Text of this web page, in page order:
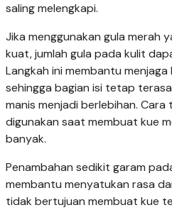
saling melengkapi.
Jika menggunakan gula merah
kuat, jumlah gula pada kulit
Langkah ini membantu
sehingga bagian isi tetap
manis menjadi berlebihan.
digunakan saat membuat kue
banyak.
Penambahan sedikit garam
membantu menyatukan rasa
tidak bertujuan membuat kue